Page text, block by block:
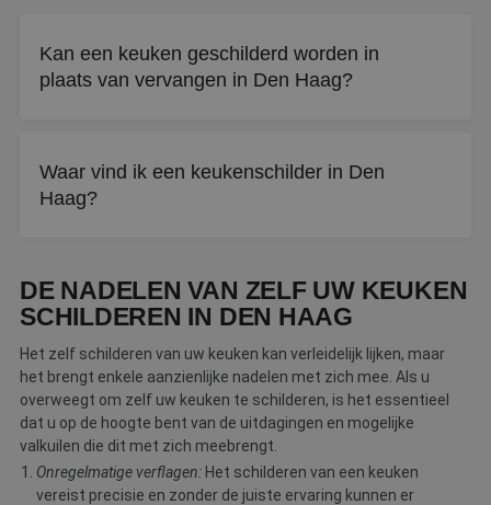
Kan een keuken geschilderd worden in
plaats van vervangen in Den Haag?
aanrecht als de achterwand kunnen een nieuwe kleur
krijgen.
Waar vind ik een keukenschilder in Den
Haag?
achterwanden, vakkundig kunnen schilderen.
DE NADELEN VAN ZELF UW KEUKEN
SCHILDEREN IN DEN HAAG
Het zelf schilderen van uw keuken kan verleidelijk lijken, maar
het brengt enkele aanzienlijke nadelen met zich mee. Als u
overweegt om zelf uw keuken te schilderen, is het essentieel
dat u op de hoogte bent van de uitdagingen en mogelijke
valkuilen die dit met zich meebrengt.
Onregelmatige verflagen: Het schilderen van een keuken
vereist precisie en zonder de juiste ervaring kunnen er